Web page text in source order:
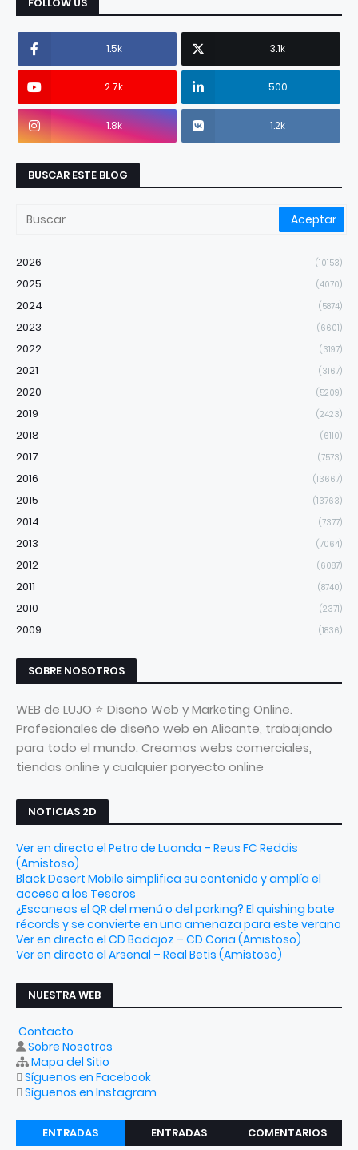
1.5k 3.1k
2.7k 500
1.8k 1.2k
BUSCAR ESTE BLOG
2026 (10153)
2025 (4070)
2024 (5874)
2023 (6601)
2022 (3197)
2021 (3167)
2020 (5209)
2019 (2423)
2018 (6110)
2017 (7573)
2016 (13667)
2015 (13763)
2014 (7377)
2013 (7064)
2012 (6087)
2011 (8740)
2010 (2371)
2009 (1836)
SOBRE NOSOTROS
WEB de LUJO ⭐ Diseño Web y Marketing Online.
Profesionales de diseño web en Alicante, trabajando
para todo el mundo. Creamos webs comerciales,
tiendas online y cualquier poryecto online
NOTICIAS 2D
Ver en directo el Petro de Luanda – Reus FC Reddis
(Amistoso)
Black Desert Mobile simplifica su contenido y amplía el
acceso a los Tesoros
¿Escaneas el QR del menú o del parking? El quishing bate
récords y se convierte en una amenaza para este verano
Ver en directo el CD Badajoz – CD Coria (Amistoso)
Ver en directo el Arsenal – Real Betis (Amistoso)
NUESTRA WEB
Contacto
Sobre Nosotros
Mapa del Sitio
Síguenos en Facebook
Síguenos en Instagram
ENTRADAS
ENTRADAS
COMENTARIOS